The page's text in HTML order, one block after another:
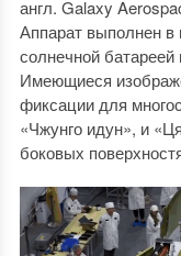
англ. Galaxy
Аппарат выполнен в
солнечной
Имеющиеся
фиксации для
«Чжунго идун», и
боковых